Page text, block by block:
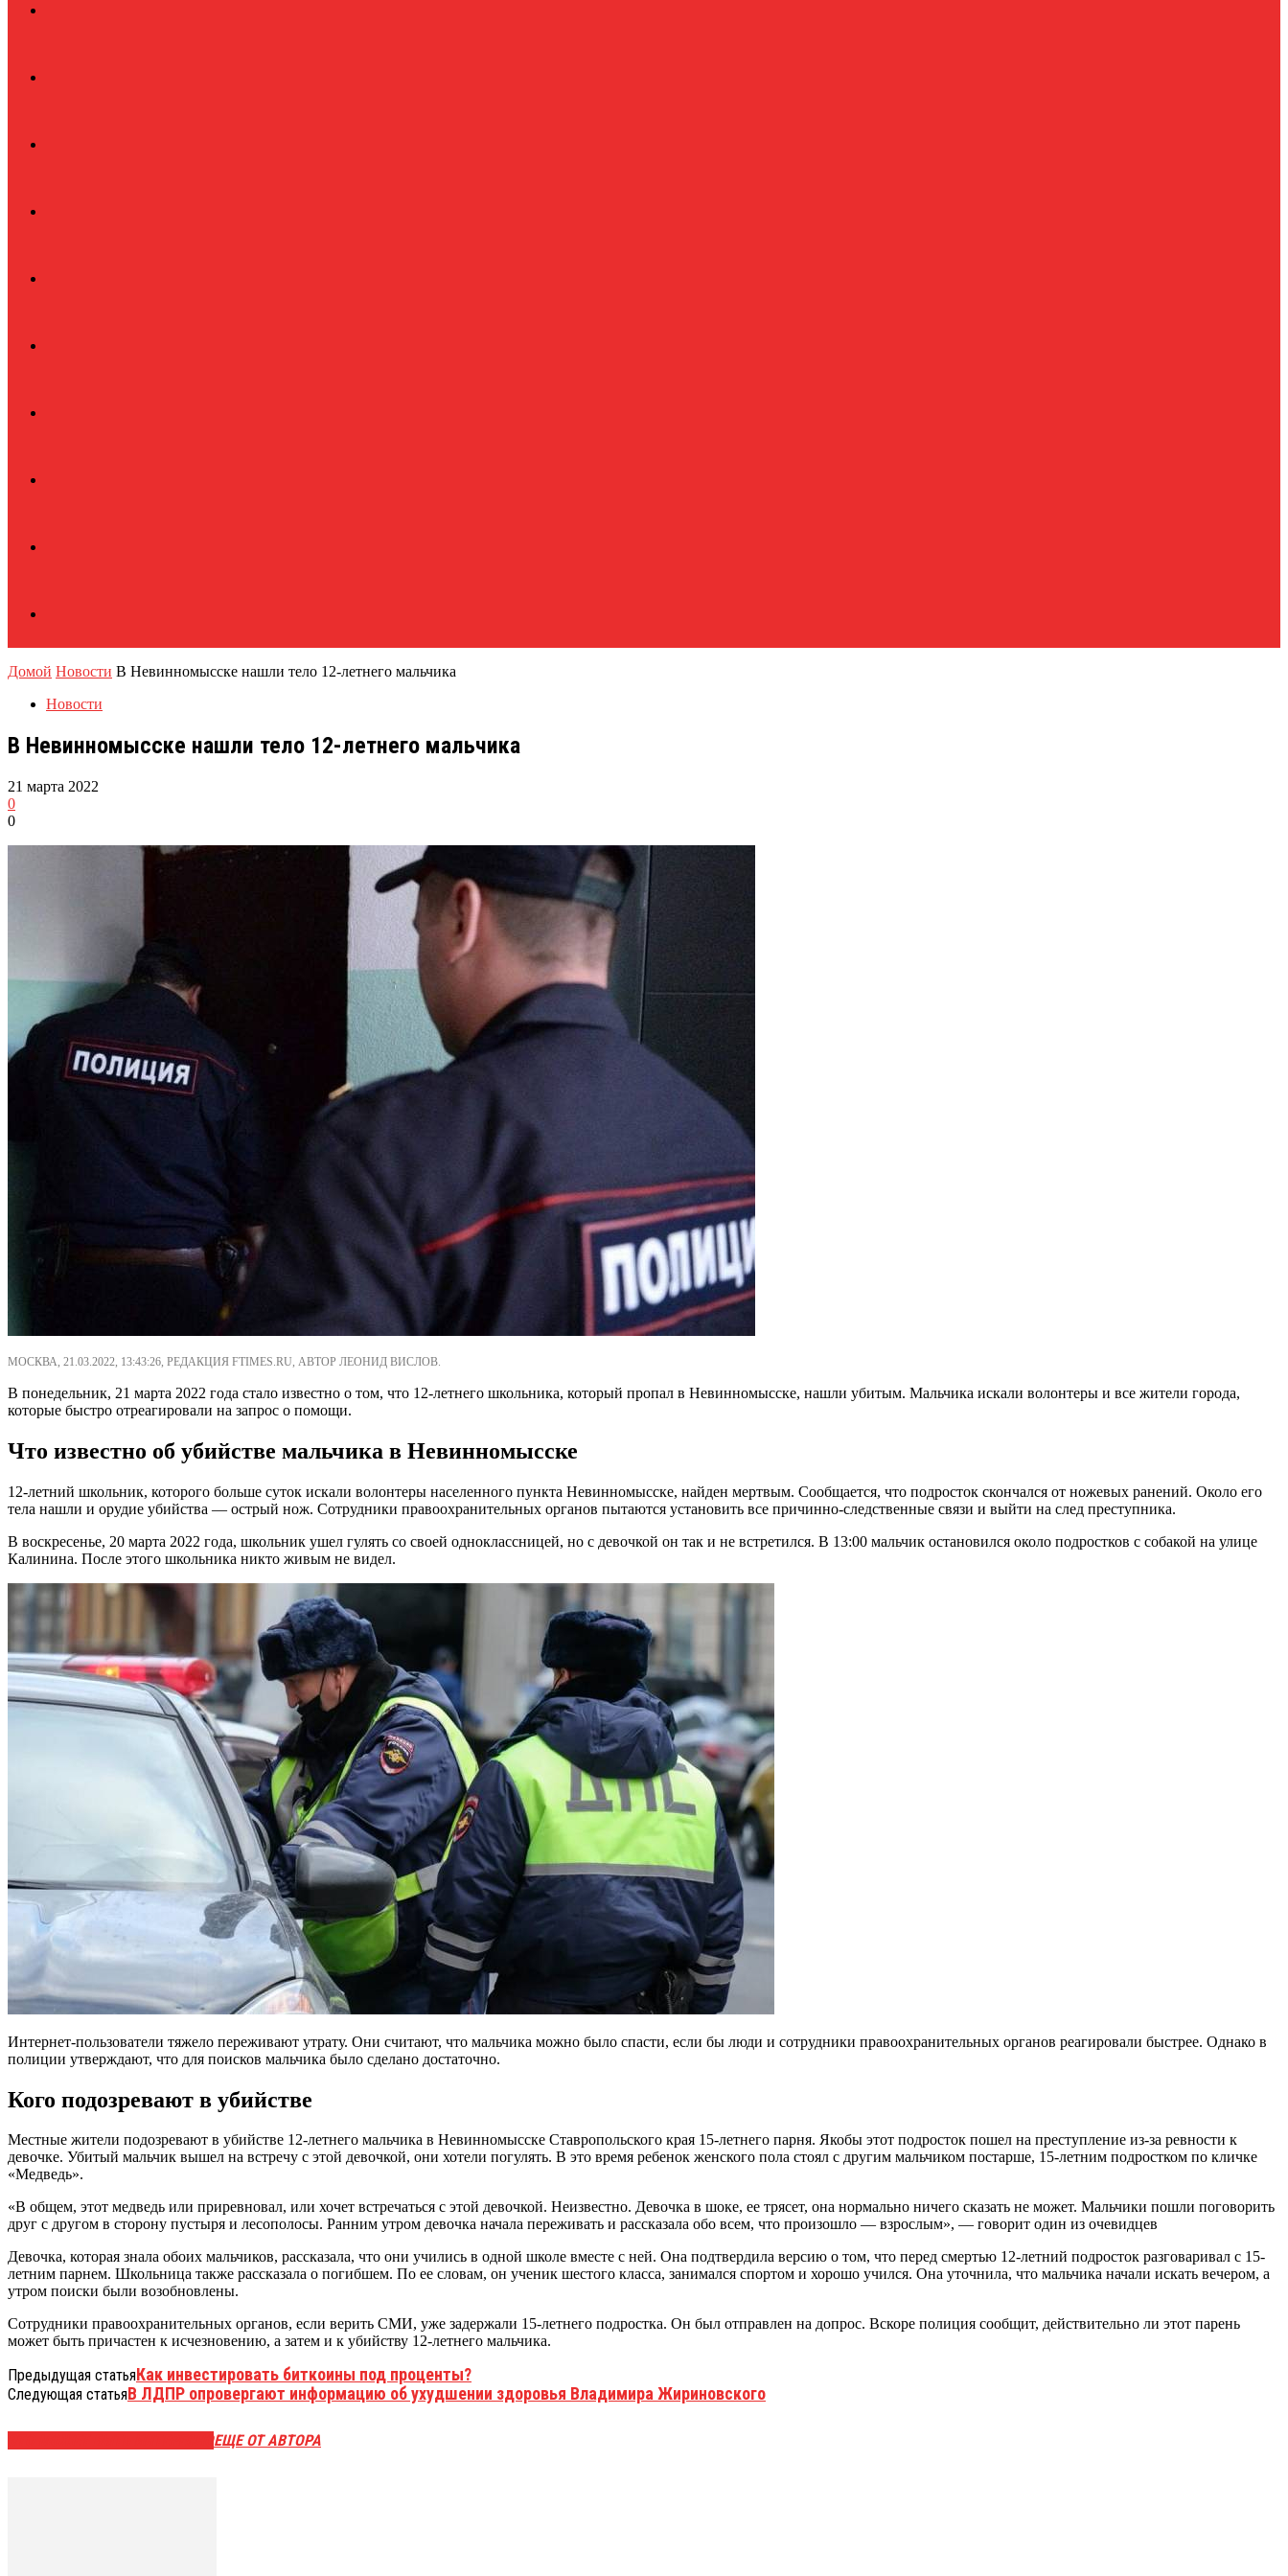
Домой Новости В Невинномысске нашли тело 12-летнего мальчика
Новости
В Невинномысске нашли тело 12-летнего мальчика
21 марта 2022
0
0
МОСКВА, 21.03.2022, 13:43:26, РЕДАКЦИЯ FTIMES.RU, АВТОР ЛЕОНИД ВИСЛОВ.
В понедельник, 21 марта 2022 года стало известно о том, что 12-летнего школьника, который пропал в Невинномысске, нашли убитым. Мальчика искали волонтеры и все жители города,
которые быстро отреагировали на запрос о помощи.
Что известно об убийстве мальчика в Невинномысске
12-летний школьник, которого больше суток искали волонтеры населенного пункта Невинномысске, найден мертвым. Сообщается, что подросток скончался от ножевых ранений. Около его
тела нашли и орудие убийства — острый нож. Сотрудники правоохранительных органов пытаются установить все причинно-следственные связи и выйти на след преступника.
В воскресенье, 20 марта 2022 года, школьник ушел гулять со своей одноклассницей, но с девочкой он так и не встретился. В 13:00 мальчик остановился около подростков с собакой на улице
Калинина. После этого школьника никто живым не видел.
Интернет-пользователи тяжело переживают утрату. Они считают, что мальчика можно было спасти, если бы люди и сотрудники правоохранительных органов реагировали быстрее. Однако в
полиции утверждают, что для поисков мальчика было сделано достаточно.
Кого подозревают в убийстве
Местные жители подозревают в убийстве 12-летнего мальчика в Невинномысске Ставропольского края 15-летнего парня. Якобы этот подросток пошел на преступление из-за ревности к
девочке. Убитый мальчик вышел на встречу с этой девочкой, они хотели погулять. В это время ребенок женского пола стоял с другим мальчиком постарше, 15-летним подростком по кличке
«Медведь».
«В общем, этот медведь или приревновал, или хочет встречаться с этой девочкой. Неизвестно. Девочка в шоке, ее трясет, она нормально ничего сказать не может. Мальчики пошли поговорить
друг с другом в сторону пустыря и лесополосы. Ранним утром девочка начала переживать и рассказала обо всем, что произошло — взрослым», — говорит один из очевидцев
Девочка, которая знала обоих мальчиков, рассказала, что они учились в одной школе вместе с ней. Она подтвердила версию о том, что перед смертью 12-летний подросток разговаривал с 15-
летним парнем. Школьница также рассказала о погибшем. По ее словам, он ученик шестого класса, занимался спортом и хорошо учился. Она уточнила, что мальчика начали искать вечером, а
утром поиски были возобновлены.
Сотрудники правоохранительных органов, если верить СМИ, уже задержали 15-летнего подростка. Он был отправлен на допрос. Вскоре полиция сообщит, действительно ли этот парень
может быть причастен к исчезновению, а затем и к убийству 12-летнего мальчика.
Предыдущая статьяКак инвестировать биткоины под проценты?
Следующая статьяВ ЛДПР опровергают информацию об ухудшении здоровья Владимира Жириновского
ЕЩЕ ОТ АВТОРА